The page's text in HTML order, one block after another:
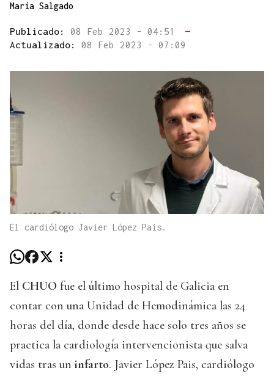
María Salgado
Publicado: 08 Feb 2023 - 04:51
—
Actualizado: 08 Feb 2023 - 07:09
El cardiólogo Javier López Pais.
El CHUO fue el último hospital de Galicia en
contar con una Unidad de Hemodinámica las 24
horas del día, donde desde hace solo tres años se
practica la cardiología intervencionista que salva
vidas tras un infarto. Javier López Pais, cardiólogo